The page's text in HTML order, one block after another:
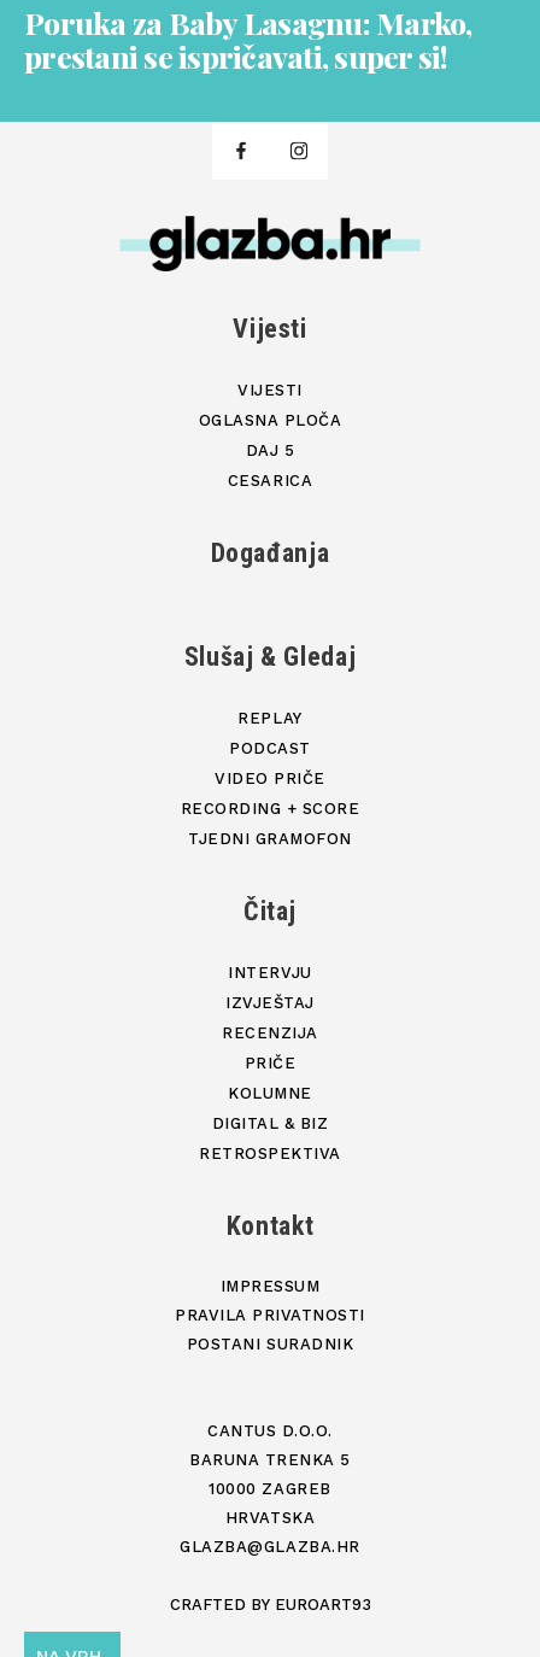
Poruka za Baby Lasagnu: Marko,
prestani se ispričavati, super si!
Vijesti
VIJESTI
OGLASNA PLOČA
DAJ 5
CESARICA
Događanja
Slušaj & Gledaj
REPLAY
PODCAST
VIDEO PRIČE
RECORDING + SCORE
TJEDNI GRAMOFON
Čitaj
INTERVJU
IZVJEŠTAJ
RECENZIJA
PRIČE
KOLUMNE
DIGITAL & BIZ
RETROSPEKTIVA
Kontakt
IMPRESSUM
PRAVILA PRIVATNOSTI
POSTANI SURADNIK
CANTUS D.O.O.
BARUNA TRENKA 5
10000 ZAGREB
HRVATSKA
GLAZBA@GLAZBA.HR
CRAFTED BY EUROART93